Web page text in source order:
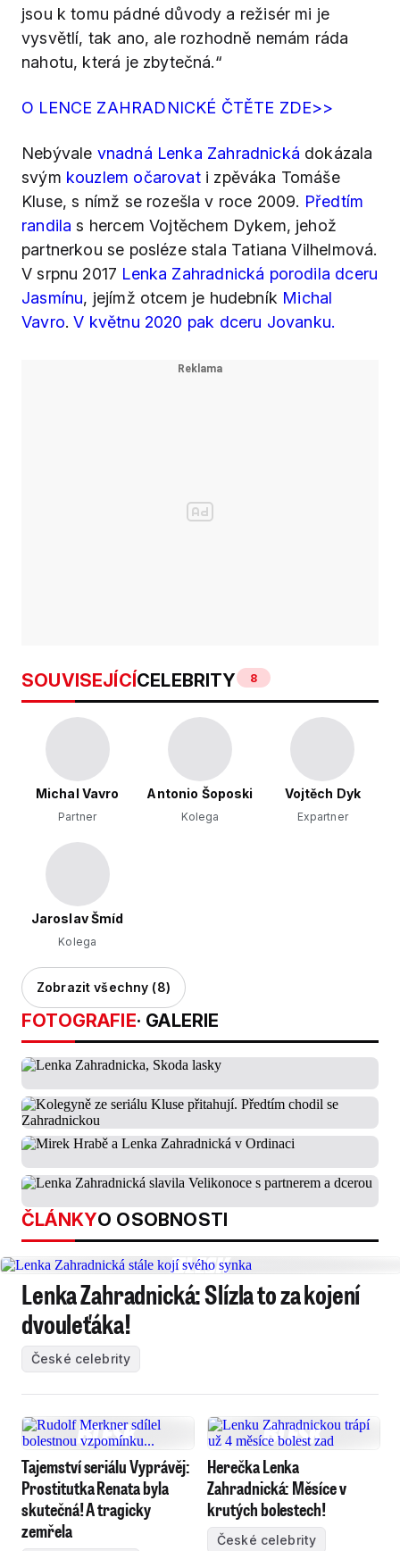
jsou k tomu pádné důvody a režisér mi je
vysvětlí, tak ano, ale rozhodně nemám ráda
nahotu, která je zbytečná.“
O LENCE ZAHRADNICKÉ ČTĚTE ZDE>>
Nebývale vnadná Lenka Zahradnická dokázala
svým kouzlem očarovati zpěváka Tomáše
Kluse, s nímž se rozešla v roce 2009. Předtím
randila s hercem Vojtěchem Dykem, jehož
partnerkou se posléze stala Tatiana Vilhelmová.
V srpnu 2017 Lenka Zahradnická porodila dceru
Jasmínu, jejímž otcem je hudebník Michal
Vavro.V květnu 2020 pak dceru Jovanku.
SOUVISEJÍCÍCELEBRITY 8
Michal Vavro
Partner
Antonio Šoposki
Kolega
Vojtěch Dyk
Expartner
Jaroslav Šmíd
Kolega
Zobrazit všechny (8)
FOTOGRAFIE· GALERIE
ČLÁNKYO OSOBNOSTI
Lenka Zahradnická: Slízla to za kojení
dvouleťáka!
České celebrity
Tajemství seriálu Vyprávěj:
Prostitutka Renata byla
skutečná! A tragicky
zemřela
Herečka Lenka
Zahradnická: Měsíce v
krutých bolestech!
České celebrity